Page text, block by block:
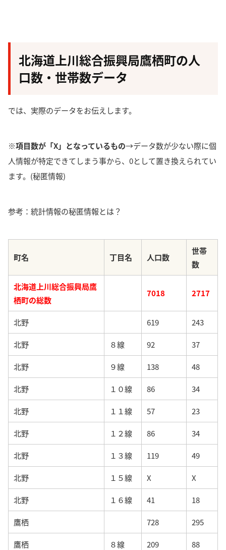
北海道上川総合振興局鷹栖町の人
口数・世帯数データ
では、実際のデータをお伝えします。
※項目数が「X」となっているもの→データ数が少ない際に個
人情報が特定できてしまう事から、0として置き換えられてい
ます。(秘匿情報)
参考：統計情報の秘匿情報とは？
町名 丁目名 人口数
世帯
数
北海道上川総合振興局鷹
栖町の総数
7018 2717
北野 619 243
北野 ８線 92 37
北野 ９線 138 48
北野 １０線 86 34
北野 １１線 57 23
北野 １２線 86 34
北野 １３線 119 49
北野 １５線 X X
北野 １６線 41 18
鷹栖 728 295
鷹栖 ８線 209 88